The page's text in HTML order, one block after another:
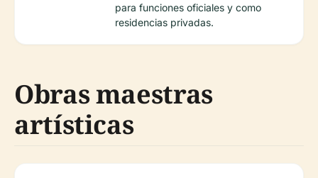
para funciones oficiales y como
residencias privadas.
Obras maestras
artísticas